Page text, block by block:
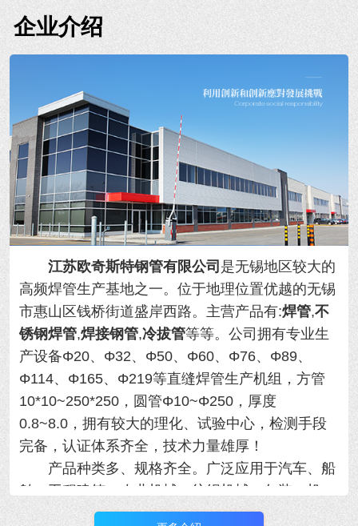
企业介绍
江苏欧奇斯特钢管有限公司 是无锡地区较大的
高频焊管生产基地之一。位于地理位置优越的无锡
市惠山区钱桥街道盛岸西路。主营产品有:焊管,不
锈钢焊管,焊接钢管,冷拔管等等。 公司拥有专业生
产设备Φ20、Φ32、Φ50、Φ60、Φ76、Φ89、
Φ114、Φ165、Φ219等直缝焊管生产机组，方管
10*10~250*250，圆管Φ10~Φ250，厚度
0.8~8.0，拥有较大的理化、试验中心，检测手段
完备，认证体系齐全，技术力量雄厚！
产品种类多、规格齐全。广泛应用于汽车、船
舶、工程建筑、农业机械、纺织机械、包装、机
械、制冷设备等行业，年产量大！用于各类精密机